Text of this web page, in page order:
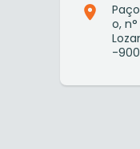
o,
-900